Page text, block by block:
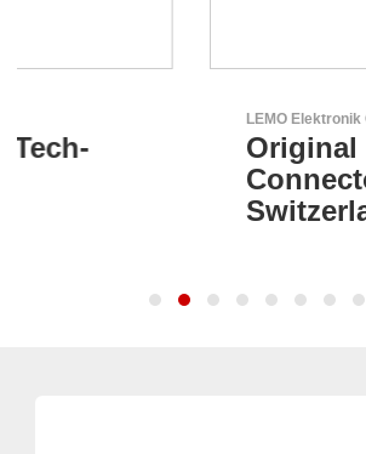
Original Push-Pull-
Connector – Made in